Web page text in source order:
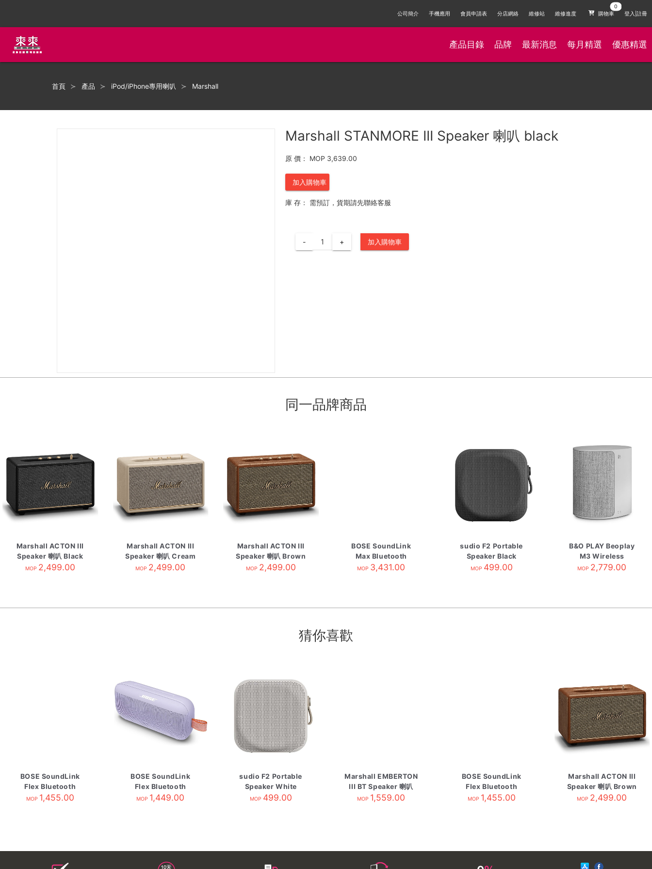
公司簡介 手機應用 會員申請表 分店網絡 維修站 維修進度 購物車 登入|註冊
產品目錄 品牌 最新消息 每月精選 優惠精選
首頁 產品 iPod/iPhone專用喇叭 Marshall
Marshall STANMORE III Speaker 喇叭 black
原 價： MOP 3,639.00
加入購物車
庫 存： 需預訂，貨期請先聯絡客服
- + 加入購物車
同一品牌商品
Marshall ACTON III
Speaker 喇叭 Black
MOP 2,499.00
Marshall ACTON III
Speaker 喇叭 Cream
MOP 2,499.00
Marshall ACTON III
Speaker 喇叭 Brown
MOP 2,499.00
BOSE SoundLink
Max Bluetooth
Speaker black
MOP 3,431.00
sudio F2 Portable
Speaker Black
MOP 499.00
B&O PLAY Beoplay
M3 Wireless
Speaker Natural
MOP 2,779.00
猜你喜歡
BOSE SoundLink
Flex Bluetooth
Speaker2 alpine
MOP 1,455.00
BOSE SoundLink
Flex Bluetooth
Speaker Chilled
MOP 1,449.00
sudio F2 Portable
Speaker White
MOP 499.00
Marshall EMBERTON
III BT Speaker 喇叭
HENDRIX EDITION
MOP 1,559.00
BOSE SoundLink
Flex Bluetooth
Speaker2 black
MOP 1,455.00
Marshall ACTON III
Speaker 喇叭 Brown
MOP 2,499.00